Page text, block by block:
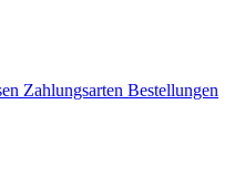
Zahlungsarten Bestellungen